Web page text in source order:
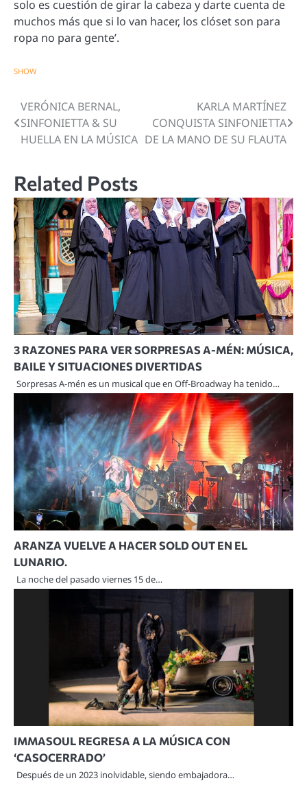
solo es cuestión de girar la cabeza y darte cuenta de
muchos más que si lo van hacer, los clóset son para
ropa no para gente’.
SHOW
Navegación
de
VERÓNICA BERNAL,
SINFONIETTA & SU
HUELLA EN LA MÚSICA
KARLA MARTÍNEZ
CONQUISTA SINFONIETTA
DE LA MANO DE SU FLAUTA
Related Posts
3 RAZONES PARA VER SORPRESAS A-MÉN: MÚSICA,
BAILE Y SITUACIONES DIVERTIDAS
Sorpresas A-mén es un musical que en Off-Broadway ha tenido…
ARANZA VUELVE A HACER SOLD OUT EN EL
LUNARIO.
La noche del pasado viernes 15 de…
IMMASOUL REGRESA A LA MÚSICA CON
‘CASOCERRADO’
Después de un 2023 inolvidable, siendo embajadora…